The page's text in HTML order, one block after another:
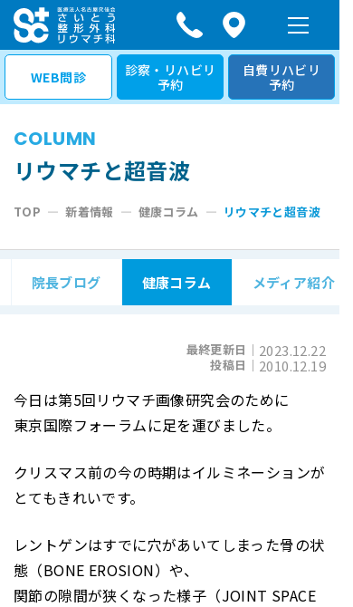
コ
ン
テ
WEB問診
診察・リハビリ
予約
自費リハビリ
予約
COLUMN
リウマチと超音波
TOP —新着情報 — 健康コラム — リウマチと超音波
院長ブログ 健康コラム メディア紹介
投稿日｜ 2010.12.19
最終更新日｜ 2023.12.22
今日は第5回リウマチ画像研究会のために
東京国際フォーラムに足を運びました。
クリスマス前の今の時期はイルミネーションが
とてもきれいです。
レントゲンはすでに穴があいてしまった骨の状
態（BONE EROSION）や、
関節の隙間が狭くなった様子（JOINT SPACE